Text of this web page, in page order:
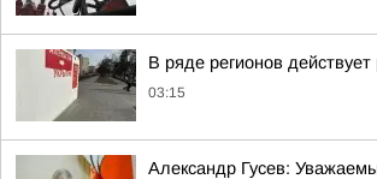
В ряде регионов
03:15
Александр Гусев: